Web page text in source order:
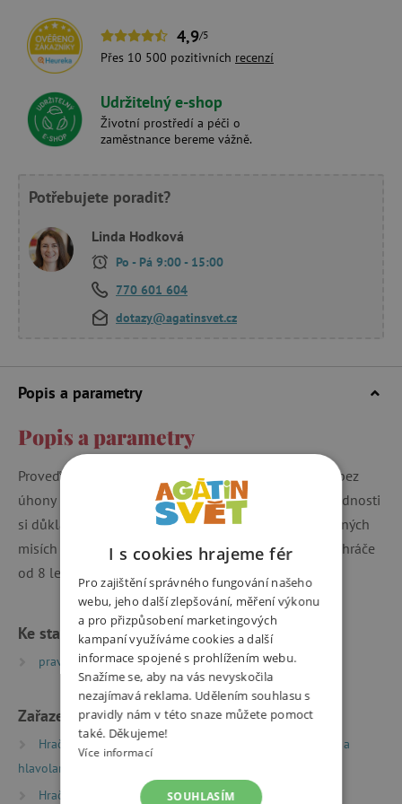
4,9/5
Přes 10 500 pozitivních recenzí
Udržitelný e-shop
Životní prostředí a péči o
zaměstnance bereme vážně.
Potřebujete poradit?
Linda Hodková
Po - Pá 9:00 - 15:00
770 601 604
dotazy@agatinsvet.cz
Popis a parametry
Popis a parametry
Proveďte vesmírnou loď pásem asteroidů! Dokážete bez
úhony proletět pásem asteroidů? Své navigační dovednosti
si důkladně procvičíte a prohloubíte v 60 různě obtížných
misích této galaktické skládanky. Hra je určena pro 1 hráče
od 8 let. Časová náročnost cca 10 minut.
Ke stažení
pravidla hry | PDF | 0.25 MB
Zařazeno v kategoriích
Hračky dle typu
Logické hry a
hlavolamy
Hračky dle věku
Hry a hračky pro děti od 9 let
I s cookies hrajeme fér
Pro zajištění správného fungování našeho
webu, jeho další zlepšování, měření výkonu
a pro přizpůsobení marketingových
kampaní využíváme cookies a další
informace spojené s prohlížením webu.
Snažíme se, aby na vás nevyskočila
nezajímavá reklama. Udělením souhlasu s
pravidly nám v této snaze můžete pomoct
také. Děkujeme!
Více informací
SOUHLASÍM